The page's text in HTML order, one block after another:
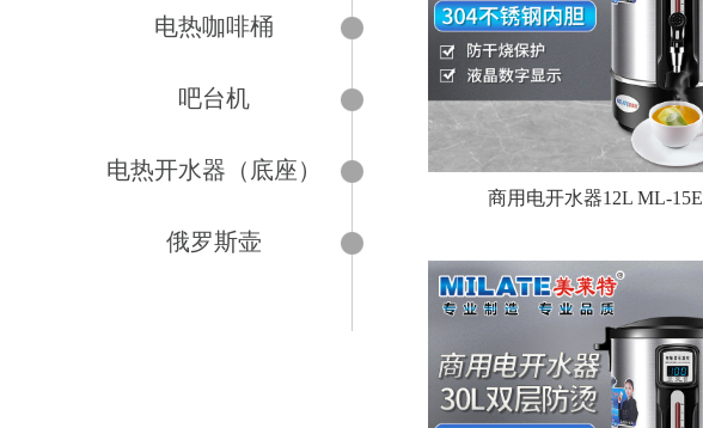
电热咖啡桶
吧台机
电热开水器（底座）
俄罗斯壶
商用电开水器12L ML-15E